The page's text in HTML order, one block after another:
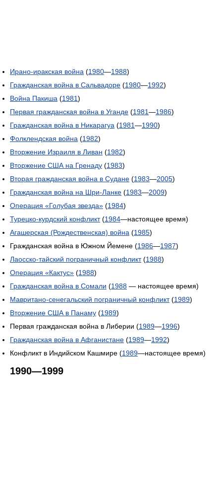
Ирано-иракская война (1980—1988)
Гражданская война в Сальвадоре (1980—1992)
Война Пакиша (1981)
Первая гражданская война в Уганде (1981—1986)
Гражданская война в Никарагуа (1981—1990)
Фолклендская война (1982)
Вторжение Израиля в Ливан (1982)
Вторжение США на Гренаду (1983)
Вторая гражданская война в Судане (1983—2005)
Гражданская война на Шри-Ланке (1983—2009)
Операция «Голубая звезда» (1984)
Турецко-курдский конфликт(1984—настоящее время)
Агашерская (Рождественская) война (1985)
Гражданская война в Южном Йемене (1986—1987)
Лаосско-тайский пограничный конфликт(1988)
Операция «Кактус» (1988)
Гражданская война в Сомали (1988 — настоящее время)
Мавритано-сенегальский пограничный конфликт(1989)
Вторжение США в Панаму (1989)
Первая гражданская война в Либерии (1989—1996)
Гражданская война в Афганистане (1989—1992)
Конфликт в Индийском Кашмире (1989—настоящее время)
1990—1999